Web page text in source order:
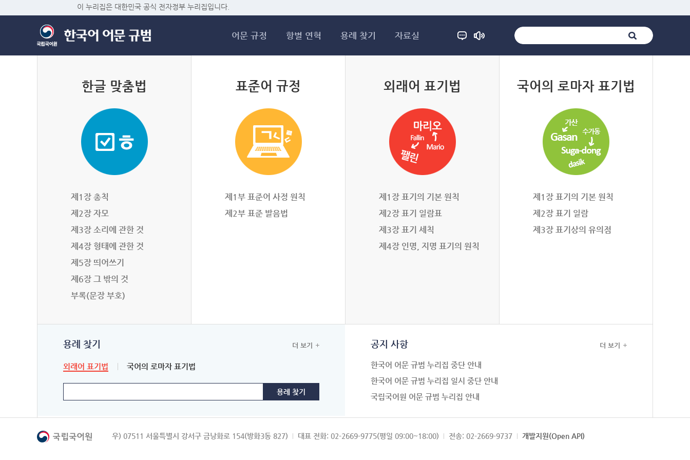
이 누리집은 대한민국 공식 전자정부 누리집입니다.
어문 규정 항별 연혁 용례 찾기 자료실
한글 맞춤법
제1장 총칙
제2장 자모
제3장 소리에 관한 것
제4장 형태에 관한 것
제5장 띄어쓰기
제6장 그 밖의 것
부록(문장 부호)
표준어 규정
제1부 표준어 사정 원칙
제2부 표준 발음법
외래어 표기법
제1장 표기의 기본 원칙
제2장 표기 일람표
제3장 표기 세칙
제4장 인명, 지명 표기의 원칙
국어의 로마자 표기법
제1장 표기의 기본 원칙
제2장 표기 일람
제3장 표기상의 유의점
용례 찾기
외래어 표기법 국어의 로마자 표기법
더 보기 공지 사항
한국어 어문 규범 누리집 중단 안내
한국어 어문 규범 누리집 일시 중단 안내
국립국어원 어문 규범 누리집 안내
더 보기
우) 07511 서울특별시 강서구 금낭화로 154(방화3동 827) 대표 전화: 02-2669-9775(평일 09:00~18:00) 전송: 02-2669-9737 개발지원(Open API)